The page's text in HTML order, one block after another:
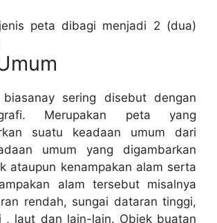
peta dibagi menjadi 2 (dua)
sering disebut dengan
Merupakan peta yang
suatu keadaan umum dari
umum yang digambarkan
ataupun kenampakan alam serta
alam tersebut misalnya
rendah, sungai dataran tinggi,
, laut dan lain-lain. Objek buatan